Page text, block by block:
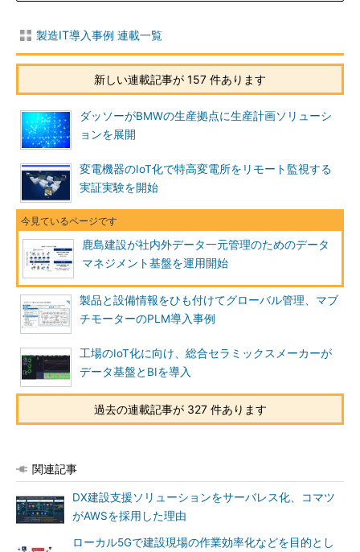
製造IT導入事例 連載一覧
新しい連載記事が 157 件あります
ダッソーがBMWの生産拠点に生産計画ソリューシ
ョンを展開
変電機器のIoT化で特高変電所をリモート監視する
実証実験を開始
鹿島建設が社内外データ一元管理のためのデータ
マネジメント基盤を運用開始
製品と設備情報をひも付けてグローバル管理、マブ
チモーターのPLM導入事例
工場のIoT化に向け、総合セラミックスメーカーが
データ基盤とBIを導入
過去の連載記事が 327 件あります
関連記事
DX建設支援ソリューションをサーバレス化、コマツ
がAWSを採用した理由
ローカル5Gで建設現場の作業効率化などを目的とし